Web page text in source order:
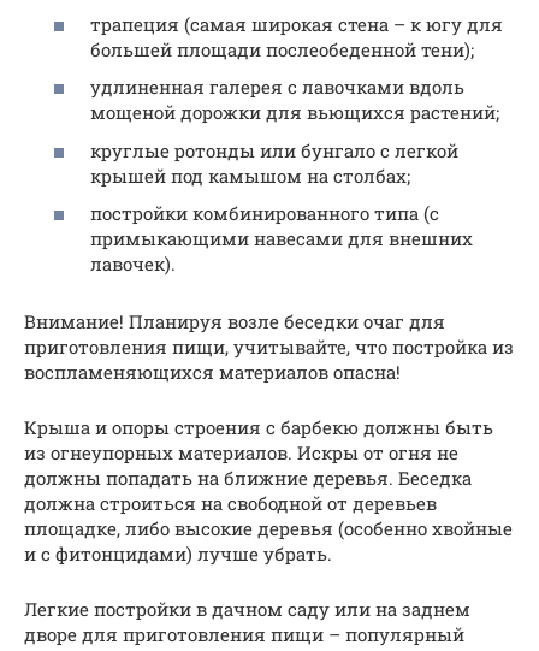
трапеция (самая широкая стена – к югу для
большей площади послеобеденной тени);
удлиненная галерея с лавочками вдоль
мощеной дорожки для вьющихся растений;
круглые ротонды или бунгало с легкой
крышей под камышом на столбах;
постройки комбинированного типа (с
примыкающими навесами для внешних
лавочек).
Внимание! Планируя возле беседки очаг для
приготовления пищи, учитывайте, что постройка из
воспламеняющихся материалов опасна!
Крыша и опоры строения с барбекю должны быть
из огнеупорных материалов. Искры от огня не
должны попадать на ближние деревья. Беседка
должна строиться на свободной от деревьев
площадке, либо высокие деревья (особенно хвойные
и с фитонцидами) лучше убрать.
Легкие постройки в дачном саду или на заднем
дворе для приготовления пищи – популярный